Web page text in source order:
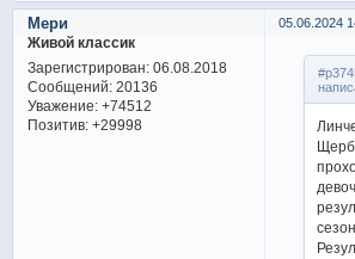
05.06.2024
Мери
Живой классик
Зарегистрирован: 06.08.2018
Сообщений:20136
Уважение: +74512
Позитив: +29998